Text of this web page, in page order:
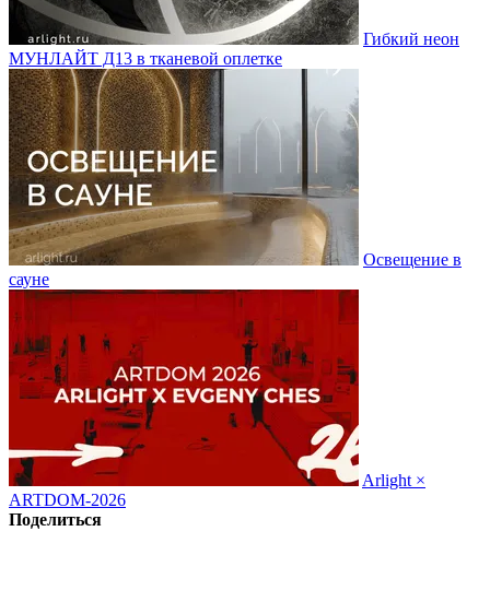
Гибкий неон
МУНЛАЙТ Д13 в тканевой оплетке
Освещение в
сауне
Arlight ×
ARTDOM-2026
Поделиться